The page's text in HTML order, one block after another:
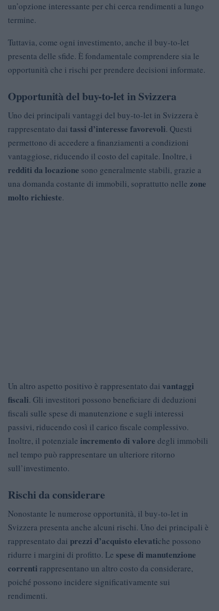
un’opzione interessante per chi cerca rendimenti a lungo
termine.
Tuttavia, come ogni investimento, anche il buy-to-let
presenta delle sfide. È fondamentale comprendere sia le
opportunità che i rischi per prendere decisioni informate.
Opportunità del buy-to-let in Svizzera
Uno dei principali vantaggi del buy-to-let in Svizzera è
rappresentato dai tassi d’interesse favorevoli. Questi
permettono di accedere a finanziamenti a condizioni
vantaggiose, riducendo il costo del capitale. Inoltre, i
redditi da locazione sono generalmente stabili, grazie a
una domanda costante di immobili, soprattutto nelle zone
molto richieste.
Un altro aspetto positivo è rappresentato dai vantaggi
fiscali. Gli investitori possono beneficiare di deduzioni
fiscali sulle spese di manutenzione e sugli interessi
passivi, riducendo così il carico fiscale complessivo.
Inoltre, il potenziale incremento di valore degli immobili
nel tempo può rappresentare un ulteriore ritorno
sull’investimento.
Rischi da considerare
Nonostante le numerose opportunità, il buy-to-let in
Svizzera presenta anche alcuni rischi. Uno dei principali è
rappresentato dai prezzi d’acquisto elevatiche possono
ridurre i margini di profitto. Le spese di manutenzione
correnti rappresentano un altro costo da considerare,
poiché possono incidere significativamente sui
rendimenti.